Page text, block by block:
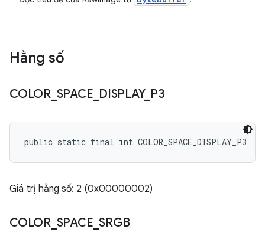
Hằng số
COLOR_ SPACE DISPLAY_ P3
public static final int COLOR_SPACE_DISPLAY_P3
Giá trị hằng số: 2 (0x00000002)
COLOR_ SPACE SRGB